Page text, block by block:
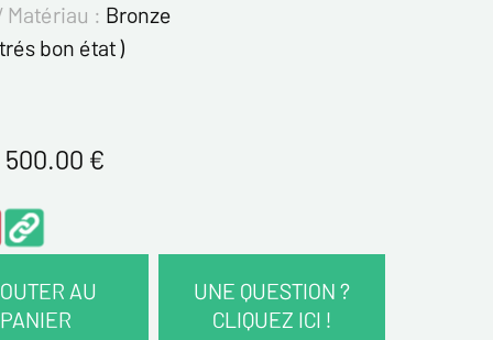
Matériau : Bronze
bon état )
500.00 €
AU
PANIER
UNE QUESTION ?
CLIQUEZ ICI !